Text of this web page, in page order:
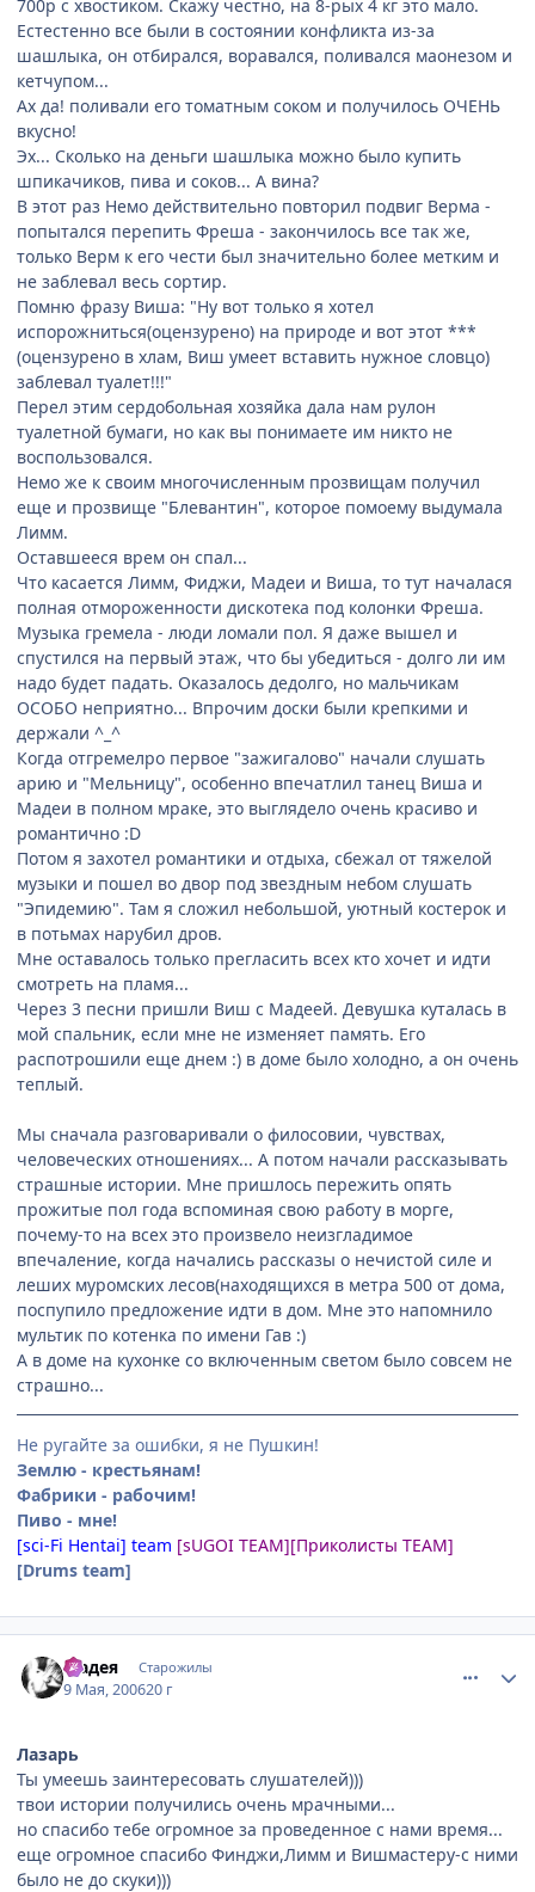
700р с хвостиком. Скажу честно, на 8-рых 4 кг это мало.
Естестенно все были в состоянии конфликта из-за
шашлыка, он отбирался, воравался, поливался маонезом и
кетчупом...
Ах да! поливали его томатным соком и получилось ОЧЕНЬ
вкусно!
Эх... Сколько на деньги шашлыка можно было купить
шпикачиков, пива и соков... А вина?
В этот раз Немо действительно повторил подвиг Верма -
попытался перепить Фреша - закончилось все так же,
только Верм к его чести был значительно более метким и
не заблевал весь сортир.
Помню фразу Виша: "Ну вот только я хотел
испорожниться(оцензурено) на природе и вот этот ***
(оцензурено в хлам, Виш умеет вставить нужное словцо)
заблевал туалет!!!"
Перел этим сердобольная хозяйка дала нам рулон
туалетной бумаги, но как вы понимаете им никто не
воспользовался.
Немо же к своим многочисленным прозвищам получил
еще и прозвище "Блевантин", которое помоему выдумала
Лимм.
Оставшееся врем он спал...
Что касается Лимм, Фиджи, Мадеи и Виша, то тут началася
полная отмороженности дискотека под колонки Фреша.
Музыка гремела - люди ломали пол. Я даже вышел и
спустился на первый этаж, что бы убедиться - долго ли им
надо будет падать. Оказалось дедолго, но мальчикам
ОСОБО неприятно... Впрочим доски были крепкими и
держали ^_^
Когда отгремелро первое "зажигалово" начали слушать
арию и "Мельницу", особенно впечатлил танец Виша и
Мадеи в полном мраке, это выглядело очень красиво и
романтично :D
Потом я захотел романтики и отдыха, сбежал от тяжелой
музыки и пошел во двор под звездным небом слушать
"Эпидемию". Там я сложил небольшой, уютный костерок и
в потьмах нарубил дров.
Мне оставалось только прегласить всех кто хочет и идти
смотреть на пламя...
Через 3 песни пришли Виш с Мадеей. Девушка куталась в
мой спальник, если мне не изменяет память. Его
распотрошили еще днем :) в доме было холодно, а он очень
теплый.
Мы сначала разговаривали о филосовии, чувствах,
человеческих отношениях... А потом начали рассказывать
страшные истории. Мне пришлось пережить опять
прожитые пол года вспоминая свою работу в морге,
почему-то на всех это произвело неизгладимое
впечаление, когда начались рассказы о нечистой силе и
леших муромских лесов(находящихся в метра 500 от дома,
поспупило предложение идти в дом. Мне это напомнило
мультик по котенка по имени Гав :)
А в доме на кухонке со включенным светом было совсем не
страшно...
Не ругайте за ошибки, я не Пушкин!
Землю - крестьянам!
Фабрики - рабочим!
Пиво - мне!
[sci-Fi Hentai] team [sUGOI TEAM][Приколисты TEAM]
[Drums team]
Мадея Старожилы
9 Мая, 200620 г
Лазарь
Ты умеешь заинтересовать слушателей)))
твои истории получились очень мрачными...
но спасибо тебе огромное за проведенное с нами время...
еще огромное спасибо Финджи,Лимм и Вишмастеру-с ними
было не до скуки)))